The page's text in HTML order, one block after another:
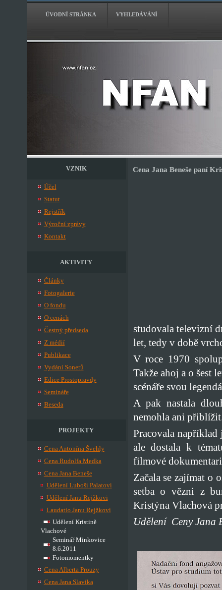
ÚVODNÍ STRÁNKA VYHLEDÁVÁNÍ
VZNIK
Účel
Statut
Rejstřík
Výroční zprávy
Kontakt
AKTIVITY
Články
Fotogalerie
O fondu
O cenách
Čestný předseda
Z médií
Publikace
Vydání Sonetů
Edice Prostopravdy
Semináře
Beseda
PROJEKTY
Cena Antonína Švehly
Cena Rudolfa Medka
Cena Jana Beneše
Udělení Luboši Palatovi
Udělení Janu Rejžkovi
Laudatio Janu Rejžkovi
Udělení Kristině
Vlachové
Seminář Minkovice
8.6.2011
Fotomomentky
Cena Alberta Prouzy
Cena Jana Slavíka
Cena Jana Beneše paní
studovala televizní
let, tedy v době
V roce 1970
Takže ahoj a o šest
scénáře svou
A pak nastala
nemohla ani
Pracovala
ale dostala k
filmové
Začala se zajímat o
setba o vězni z
Kristýna Vlachová
Udělení Ceny Jana